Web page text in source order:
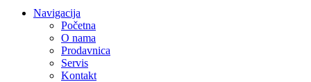
Navigacija
Početna
O nama
Prodavnica
Servis
Kontakt